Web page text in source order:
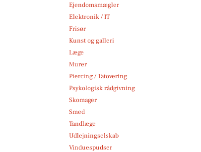
Ejendomsmægler
Elektronik / IT
Frisør
Kunst og galleri
Læge
Murer
Piercing / Tatovering
Psykologisk rådgivning
Skomager
Smed
Tandlæge
Udlejningselskab
Vinduespudser